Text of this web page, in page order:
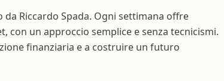
Riccardo Spada. Ogni settimana offre
con un approccio semplice e senza tecnicismi.
finanziaria e a costruire un futuro